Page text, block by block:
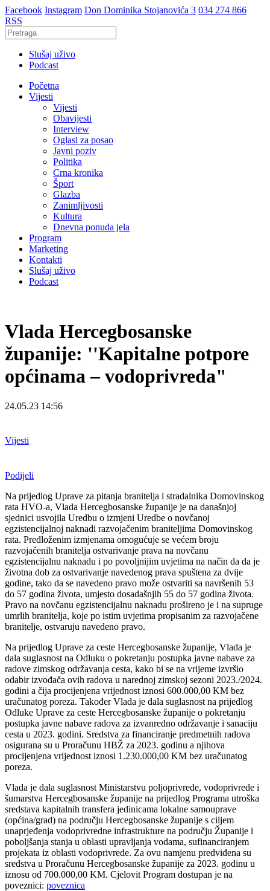
Facebook Instagram Don Dominika Stojanovića 3 034 274 866
RSS
Slušaj uživo
Podcast
Početna
Vijesti
Vijesti
Obavijesti
Interview
Oglasi za posao
Javni poziv
Politika
Crna kronika
Šport
Glazba
Zanimljivosti
Kultura
Dnevna ponuda jela
Program
Marketing
Kontakti
Slušaj uživo
Podcast
Vlada Hercegbosanske
županije: ''Kapitalne potpore
općinama – vodoprivreda"
24.05.23 14:56
Vijesti
Podijeli
Na prijedlog Uprave za pitanja branitelja i stradalnika Domovinskog
rata HVO-a, Vlada Hercegbosanske županije je na današnjoj
sjednici usvojila Uredbu o izmjeni Uredbe o novčanoj
egzistencijalnoj naknadi razvojačenim braniteljima Domovinskog
rata. Predloženim izmjenama omogućuje se većem broju
razvojačenih branitelja ostvarivanje prava na novčanu
egzistencijalnu naknadu i po povoljnijim uvjetima na način da da je
životna dob za ostvarivanje navedenog prava spuštena za dvije
godine, tako da se navedeno pravo može ostvariti sa navršenih 53
do 57 godina života, umjesto dosadašnjih 55 do 57 godina života.
Pravo na novčanu egzistencijalnu naknadu prošireno je i na supruge
umrlih branitelja, koje po istim uvjetima propisanim za razvojačene
branitelje, ostvaruju navedeno pravo.
Na prijedlog Uprave za ceste Hercegbosanske županije, Vlada je
dala suglasnost na Odluku o pokretanju postupka javne nabave za
radove zimskog održavanja cesta, kako bi se na vrijeme izvršio
odabir izvođača ovih radova u narednoj zimskoj sezoni 2023./2024.
godini a čija procijenjena vrijednost iznosi 600.000,00 KM bez
uračunatog poreza. Također Vlada je dala suglasnost na prijedlog
Odluke Uprave za ceste Hercegbosanske županije o pokretanju
postupka javne nabave radova za izvanredno održavanje i sanaciju
cesta u 2023. godini. Sredstva za financiranje predmetnih radova
osigurana su u Proračunu HBŽ za 2023. godinu a njihova
procijenjena vrijednost iznosi 1.230.000,00 KM bez uračunatog
poreza.
Vlada je dala suglasnost Ministarstvu poljoprivrede, vodoprivrede i
šumarstva Hercegbosanske županije na prijedlog Programa utroška
sredstava kapitalnih transfera jedinicama lokalne samouprave
(općina/grad) na području Hercegbosanske županije s ciljem
unaprjeđenja vodoprivredne infrastrukture na području Županije i
poboljšanja stanja u oblasti upravljanja vodama, sufinanciranjem
projekata iz oblasti vodoprivrede. Za ovu namjenu predviđena su
sredstva u Proračunu Hercegbosanske županije za 2023. godinu u
iznosu od 700.000,00 KM. Cjelovit Program dostupan je na
poveznici: poveznica